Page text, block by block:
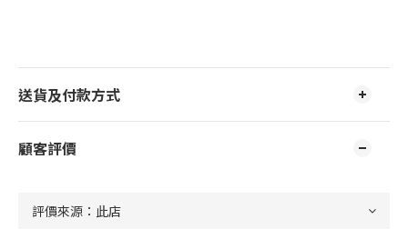
送貨及付款方式
顧客評價